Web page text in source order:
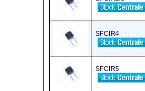
SFCIR4
SFCIR5